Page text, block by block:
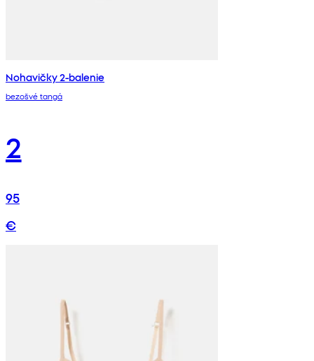
Nohavičky 2-balenie
bezošvé tangá
2
95
€